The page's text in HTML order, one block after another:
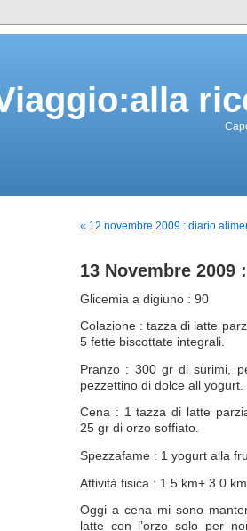
« 12 novembre 2009 : diario
13 Novembre
Glicemia a digiuno : 90
Colazione : tazza di latte
5 fette biscottate integrali.
Pranzo : 300 gr di surimi,
pezzettino di dolce all yogurt.
Cena : 1 tazza di latte
25 gr di orzo soffiato.
Spezzafame : 1 yogurt alla
Attività fisica : 1.5 km+ 3.0
Oggi a cena mi sono
latte con l’orzo solo per